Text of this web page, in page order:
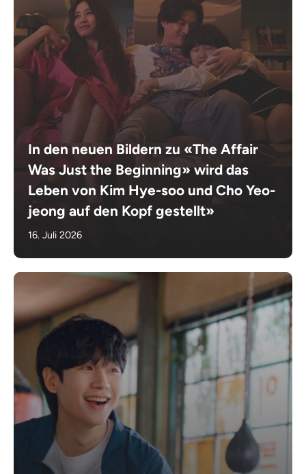
In den neuen Bildern zu «The Affair
Was Just the Beginning» wird das
Leben von Kim Hye-soo und Cho Yeo-
jeong auf den Kopf gestellt»
16. Juli 2026